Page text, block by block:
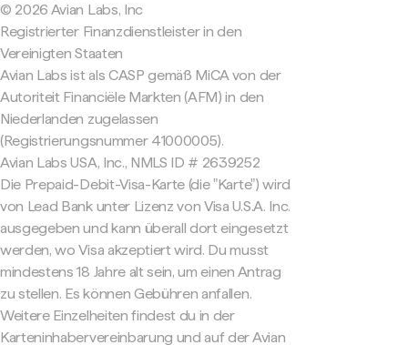
© 2026 Avian Labs, Inc
Registrierter Finanzdienstleister in den
Vereinigten Staaten
Avian Labs ist als CASP gemäß MiCA von der
Autoriteit Financiële Markten (AFM) in den
Niederlanden zugelassen
(Registrierungsnummer 41000005).
Avian Labs USA, Inc., NMLS ID # 2639252
Die Prepaid-Debit-Visa-Karte (die "Karte") wird
von Lead Bank unter Lizenz von Visa U.S.A. Inc.
ausgegeben und kann überall dort eingesetzt
werden, wo Visa akzeptiert wird. Du musst
mindestens 18 Jahre alt sein, um einen Antrag
zu stellen. Es können Gebühren anfallen.
Weitere Einzelheiten findest du in der
Karteninhabervereinbarung und auf der Avian